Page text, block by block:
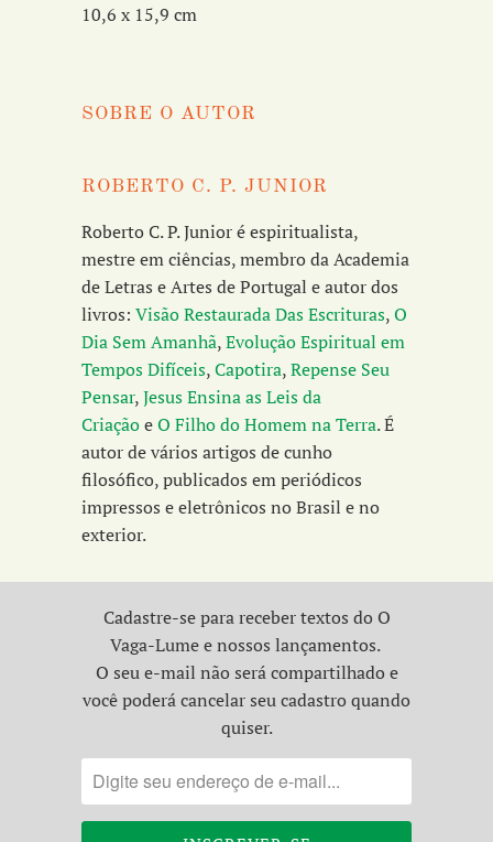
10,6 x 15,9 cm
SOBRE O AUTOR
ROBERTO C. P. JUNIOR
Roberto C. P. Junior é espiritualista,
mestre em ciências, membro da Academia
de Letras e Artes de Portugal e autor dos
livros: Visão Restaurada Das Escrituras,O
Dia Sem Amanhã,Evolução Espiritual em
Tempos Difíceis,Capotira,Repense Seu
Pensar,Jesus Ensina as Leis da
CriaçãoeO Filho do Homem na Terra. É
autor de vários artigos de cunho
filosófico, publicados em periódicos
impressos e eletrônicos no Brasil e no
exterior.
Cadastre-se para receber textos do O
Vaga-Lume e nossos lançamentos.
O seu e-mail não será compartilhado e
você poderá cancelar seu cadastro quando
quiser.